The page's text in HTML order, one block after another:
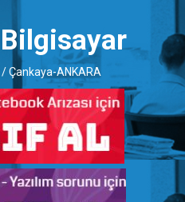
Çankaya-ANKARA